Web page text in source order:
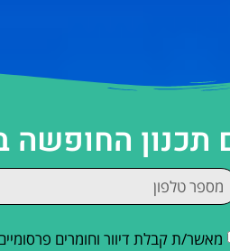
תכנון החופשה
מאשר/ת קבלת דיוור וחומרים